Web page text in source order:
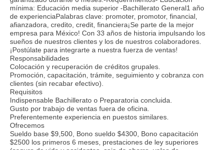
mínima: Educación media superior -Bachillerato General1 año
de experienciaPalabras clave: promoter, promotor, financial,
afianzadora, credito, credit, financiera¡Se parte de la mejor
empresa para México! Con 33 años de historia impulsando los
sueños de nuestros clientes y los de nuestros colaboradores.
¡Postúlate para integrarte a nuestra fuerza de ventas!
Responsabilidades
Colocación y recuperación de créditos grupales.
Promoción, capacitación, trámite, seguimiento y cobranza con
clientes (sin recabar efectivo).
Requisitos
Indispensable Bachillerato o Preparatoria concluida.
Gusto por trabajo de ventas fuera de oficina.
Preferentemente experiencia en puestos similares.
Ofrecemos
Sueldo base $9,500, Bono sueldo $4300, Bono capacitación
$2500 los primeros 6 meses, prestaciones de ley superiores